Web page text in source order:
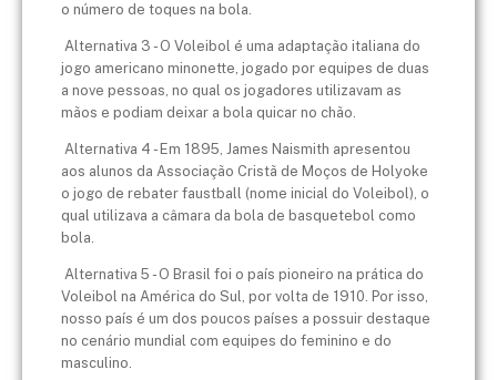
o número de toques na bola.
Alternativa 3 - O Voleibol é uma adaptação italiana do
jogo americano minonette, jogado por equipes de duas
a nove pessoas, no qual os jogadores utilizavam as
mãos e podiam deixar a bola quicar no chão.
Alternativa 4 - Em 1895, James Naismith apresentou
aos alunos da Associação Cristã de Moços de Holyoke
o jogo de rebater faustball (nome inicial do Voleibol), o
qual utilizava a câmara da bola de basquetebol como
bola.
Alternativa 5 - O Brasil foi o país pioneiro na prática do
Voleibol na América do Sul, por volta de 1910. Por isso,
nosso país é um dos poucos países a possuir destaque
no cenário mundial com equipes do feminino e do
masculino.